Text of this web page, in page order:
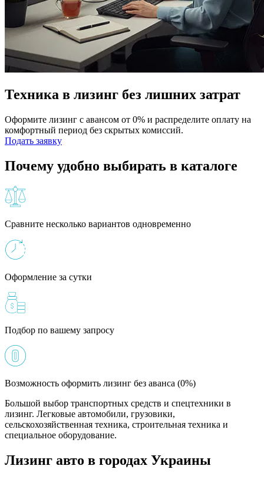
Техника в лизинг без лишних затрат
Оформите лизинг с авансом от 0% и распределите оплату на
комфортный период без скрытых комиссий.
Подать заявку
Почему удобно выбирать в каталоге
Сравните несколько вариантов одновременно
Оформление за сутки
Подбор по вашему запросу
Возможность оформить лизинг без аванса (0%)
Большой выбор транспортных средств и спецтехники в
лизинг. Легковые автомобили, грузовики,
сельскохозяйственная техника, строительная техника и
специальное оборудование.
Лизинг авто в городах Украины